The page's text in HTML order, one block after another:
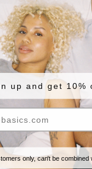
up and get 10%
only, can't be combined